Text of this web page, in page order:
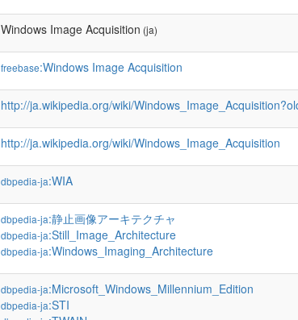
Windows Image Acquisition (ja)
freebase:Windows Image Acquisition
http://ja.wikipedia.org/wiki/
http://ja.wikipedia.org/wiki/Windows_Image_Acquisition
dbpedia-ja:WIA
dbpedia-ja:静止画像アーキテクチャ
dbpedia-ja:Still_Image_Architecture
dbpedia-ja:Windows_Imaging_Architecture
dbpedia-ja:Microsoft_Windows_Millennium_Edition
dbpedia-ja:STI